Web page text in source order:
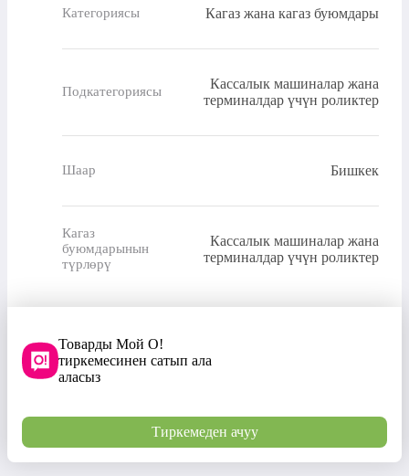
Категориясы Кагаз жана кагаз буюмдары
Подкатегориясы
Кассалык машиналар жана
терминалдар үчүн роликтер
Шаар Бишкек
Кагаз
буюмдарынын
түрлөрү
Кассалык машиналар жана
терминалдар үчүн роликтер
Товарды Мой О!
тиркемесинен сатып ала
аласыз
Тиркемеден ачуу